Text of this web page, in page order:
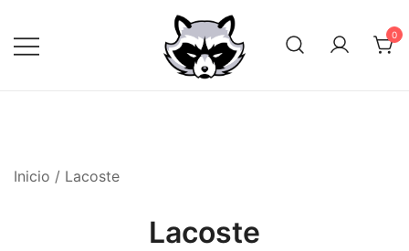
contenido
0
Inicio / Lacoste
Lacoste